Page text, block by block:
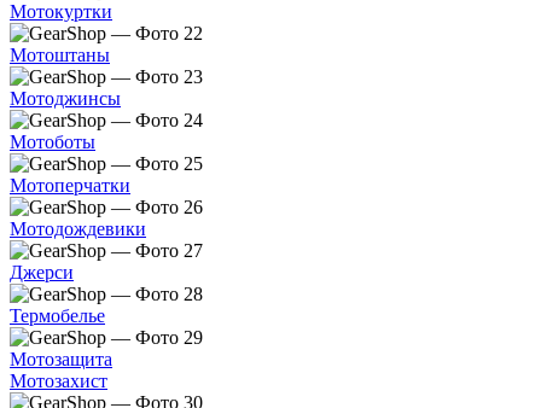
Мотокуртки
Мотоштаны
Мотоджинсы
Мотоботы
Мотоперчатки
Мотодождевики
Джерси
Термобелье
Мотозащита
Мотозахист